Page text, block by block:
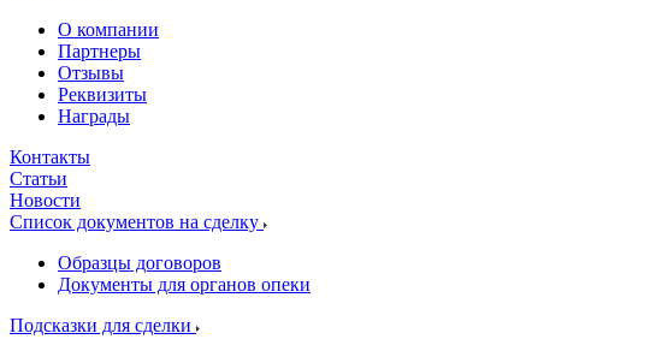
О компании
Партнеры
Отзывы
Реквизиты
Награды
Контакты
Статьи
Новости
Список документов на сделку
Образцы договоров
Документы для органов опеки
Подсказки для сделки